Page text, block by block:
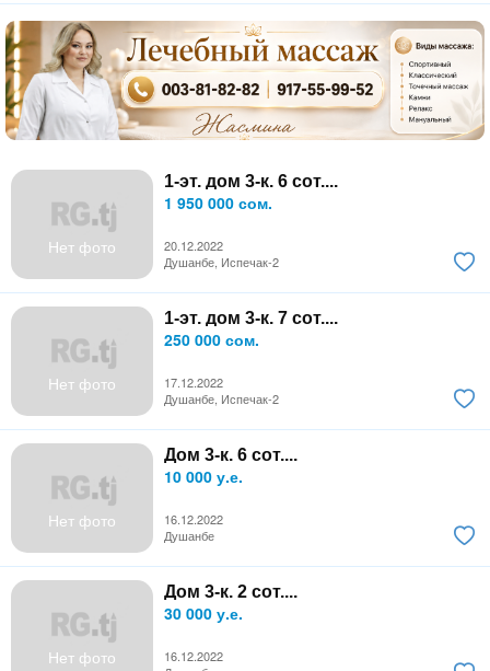
Нет фото
1-эт. дом 3-к. 6 сот....
1 950 000 сом.
20.12.2022
Душанбе, Испечак-2
Нет фото
1-эт. дом 3-к. 7 сот....
250 000 сом.
17.12.2022
Душанбе, Испечак-2
Нет фото
Дом 3-к. 6 сот....
10 000 у.е.
16.12.2022
Душанбе
Нет фото
Дом 3-к. 2 сот....
30 000 у.е.
16.12.2022